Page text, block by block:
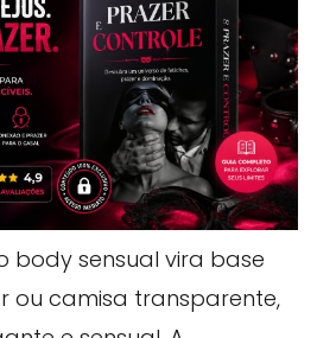
body sensual vira base
ou camisa transparente,